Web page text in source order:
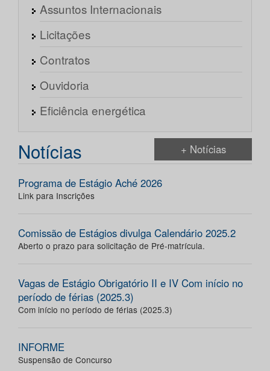
Assuntos Internacionais
Licitações
Contratos
Ouvidoria
Eficiência energética
Notícias + Notícias
Programa de Estágio Aché 2026
Link para Inscrições
Comissão de Estágios divulga Calendário 2025.2
Aberto o prazo para solicitação de Pré-matrícula.
Vagas de Estágio Obrigatório II e IV Com início no
período de férias (2025.3)
Com início no período de férias (2025.3)
INFORME
Suspensão de Concurso